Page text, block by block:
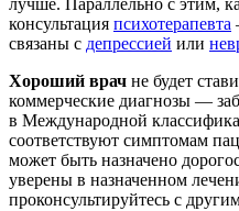
лучше. Параллельно с этим,
консультация психотерапевта
связаны с депрессией или
Хороший врач не будет
коммерческие диагнозы —
в Международной
соответствуют симптомам
может быть назначено
уверены в назначенном
проконсультируйтесь с